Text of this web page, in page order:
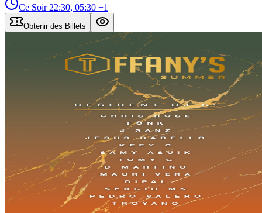
Ce Soir 22:30, 05:30 +1
Obtenir des Billets